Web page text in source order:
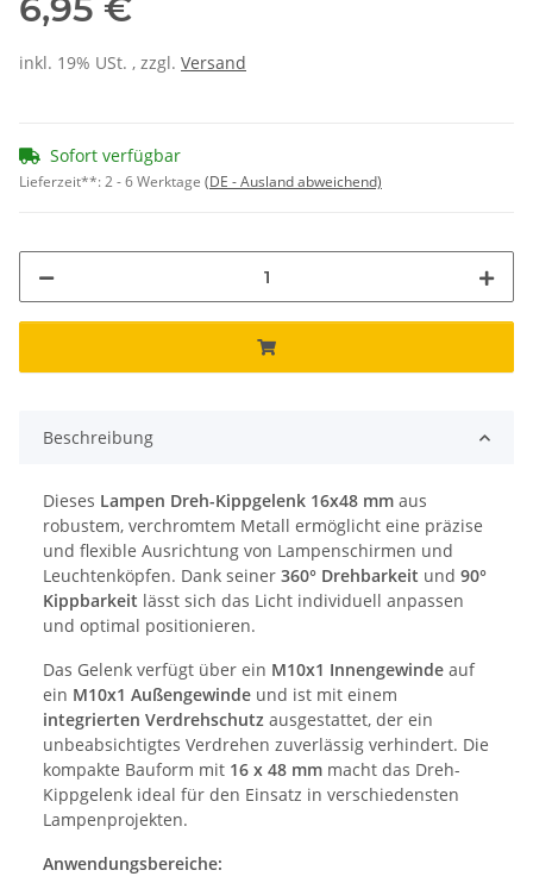
6,95 €
inkl. 19% USt. , zzgl. Versand
Sofort verfügbar
Lieferzeit**:2 - 6 Werktage (DE - Ausland abweichend)
Beschreibung
Dieses Lampen Dreh-Kippgelenk 16x48 mm aus
robustem, verchromtem Metall ermöglicht eine präzise
und flexible Ausrichtung von Lampenschirmen und
Leuchtenköpfen. Dank seiner 360° Drehbarkeit und 90°
Kippbarkeit lässt sich das Licht individuell anpassen
und optimal positionieren.
Das Gelenk verfügt über ein M10x1 Innengewinde auf
ein M10x1 Außengewinde und ist mit einem
integrierten Verdrehschutz ausgestattet, der ein
unbeabsichtigtes Verdrehen zuverlässig verhindert. Die
kompakte Bauform mit 16 x 48 mm macht das Dreh-
Kippgelenk ideal für den Einsatz in verschiedensten
Lampenprojekten.
Anwendungsbereiche: